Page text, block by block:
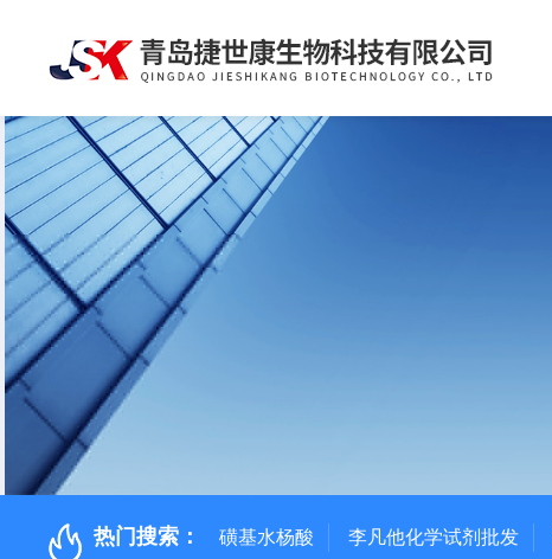
热门搜索： 磺基水杨酸 李凡他化学试剂批发